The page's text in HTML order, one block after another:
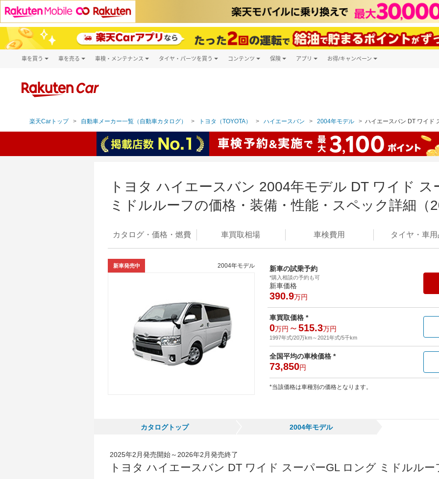
車を買う
新車
車を売る 車検・メンテナンス タイヤ・パーツを買う コンテンツ 保険 アプリ お得/キャンペーン
楽天Carトップ 自動車メーカー一覧（自動車カタログ） トヨタ（TOYOTA） ハイエースバン 2004年モデル ハイエースバン DT ワイド
トヨタ ハイエースバン 2004年モデル DT ワイド
ミドルルーフの価格・装備・性能・スペック詳細（
カタログ・価格・燃費 車買取相場 車検費用 タイヤ・ 車用
新車発売中 2004年モデル 新車の試乗予約
*購入相談の予約も可
新車価格
390.9万円
車買取価格 *
0万円 ～515.3万円
1997年式/20万km～2021年式/5千km
全国平均の車検価格 *
73,850円
*当該価格は車種別の価格となります。
カタログトップ 2004年モデル
2025年2月発売開始～2026年2月発売終了
トヨタ ハイエースバン DT ワイド スーパーGL ロング ミドルルー